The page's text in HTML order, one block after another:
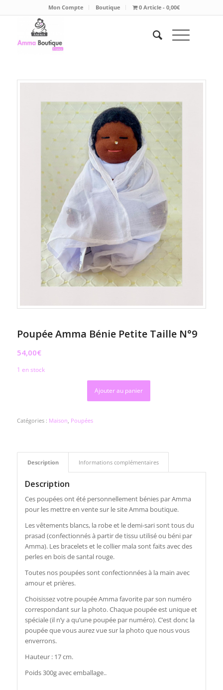
Mon Compte Boutique 0 Article 0,00€
Poupée Amma Bénie Petite Taille N°9
54,00€
1 en stock
Ajouter au panier
Catégories : Maison Poupées
Description Informations complémentaires
Description
Ces poupées ont été personnellement bénies par Amma
pour les mettre en vente sur le site Amma boutique.
Les vêtements blancs, la robe et le demi-sari sont tous du
prasad (confectionnés à partir de tissu utilisé ou béni par
Amma). Les bracelets et le collier mala sont faits avec des
perles en bois de santal rouge.
Toutes nos poupées sont confectionnées à la main avec
amour et prières.
Choisissez votre poupée Amma favorite par son numéro
correspondant sur la photo. Chaque poupée est unique et
spéciale (il n’y a qu’une poupée par numéro). C’est donc la
poupée que vous aurez vue sur la photo que nous vous
enverrons.
Hauteur : 17 cm.
Poids 300g avec emballage..